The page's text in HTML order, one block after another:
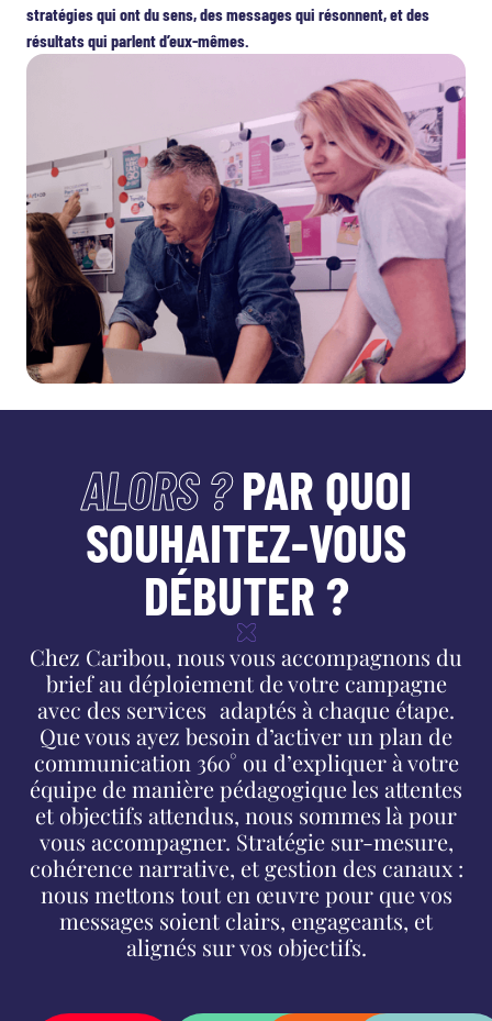
stratégies qui ont du sens, des messages qui résonnent, et des
résultats qui parlent d’eux-mêmes.
ALORS ?PAR QUOI
SOUHAITEZ-VOUS
DÉBUTER ?
Chez Caribou, nous vous accompagnons du
brief au déploiement de votre campagne
avec des services adaptés à chaque étape.
Que vous ayez besoin d’activer un plan de
communication 360° ou d’expliquer à votre
équipe de manière pédagogique les attentes
et objectifs attendus, nous sommes là pour
vous accompagner. Stratégie sur-mesure,
cohérence narrative, et gestion des canaux :
nous mettons tout en œuvre pour que vos
messages soient clairs, engageants, et
alignés sur vos objectifs.